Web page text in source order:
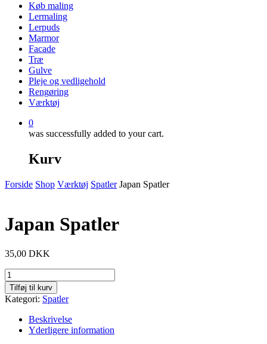
Køb maling
Lermaling
Lerpuds
Marmor
Facade
Træ
Gulve
Pleje og vedligehold
Rengøring
Værktøj
0
was successfully added to your cart.
Kurv
Forside Shop Værktøj Spatler Japan Spatler
Japan Spatler
35,00 DKK
Japan
Spatler
antal
Tilføj til kurv
Kategori: Spatler
Beskrivelse
Yderligere information